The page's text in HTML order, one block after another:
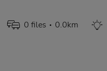
0 files • 0.0km